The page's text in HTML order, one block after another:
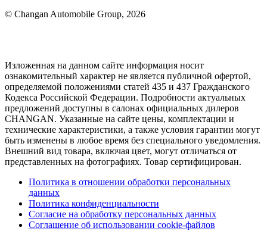
© Changan Automobile Group, 2026
Изложенная на данном сайте информация носит
ознакомительный характер не является публичной офертой,
определяемой положениями статей 435 и 437 Гражданского
Кодекса Российской Федерации. Подробности актуальных
предложений доступны в салонах официальных дилеров
CHANGAN. Указанные на сайте цены, комплектации и
технические характеристики, а также условия гарантии могут
быть изменены в любое время без специального уведомления.
Внешний вид товара, включая цвет, могут отличаться от
представленных на фотографиях. Товар сертифицирован.
Политика в отношении обработки персональных
данных
Политика конфиденциальности
Согласие на обработку персональных данных
Соглашение об использовании cookie-файлов